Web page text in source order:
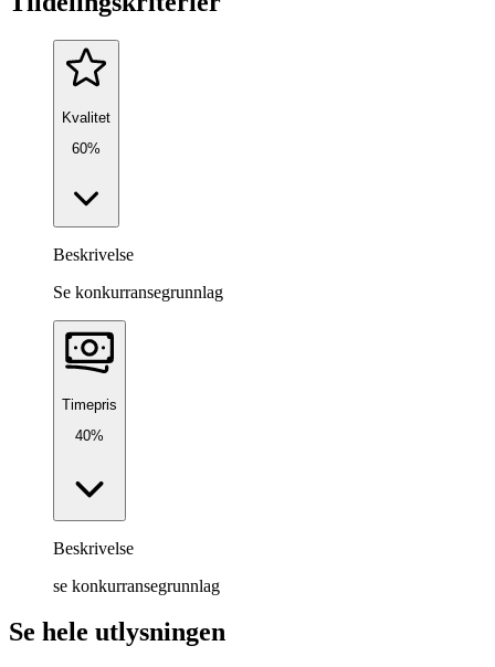
Kvalitet
60%
Beskrivelse
Se konkurransegrunnlag
Timepris
40%
Beskrivelse
se konkurransegrunnlag
Se hele utlysningen